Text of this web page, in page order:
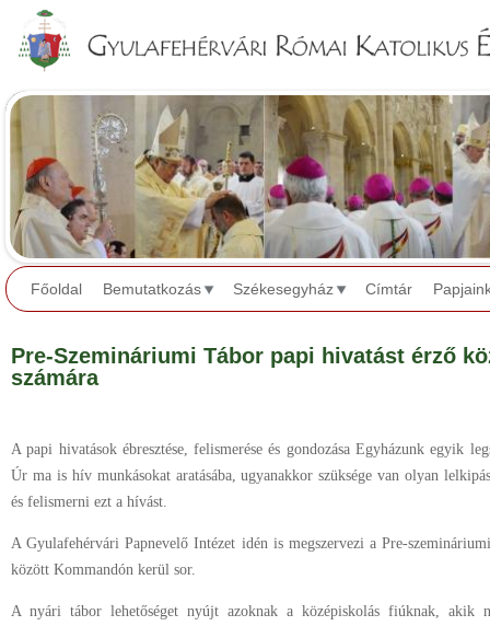
Főoldal Bemutatkozás Székesegyház Címtár
Pre-Szemináriumi Tábor papi hivatást érző
számára
A papi hivatások ébresztése, felismerése és gondozása Egyházunk egyik
Úr ma is hív munkásokat aratásába, ugyanakkor szüksége van olyan
és felismerni ezt a hívást.
A Gyulafehérvári Papnevelő Intézet idén is megszervezi a Pre-
között Kommandón kerül sor.
A nyári tábor lehetőséget nyújt azoknak a középiskolás fiúknak, akik